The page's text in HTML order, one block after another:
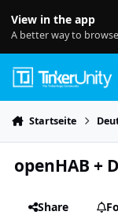
View in the app
A better way to
Startseite
openHAB +
Share